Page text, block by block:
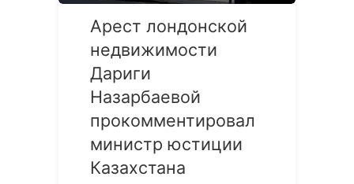
Арест лондонской
недвижимости
Дариги
Назарбаевой
прокомментировал
министр юстиции
Казахстана